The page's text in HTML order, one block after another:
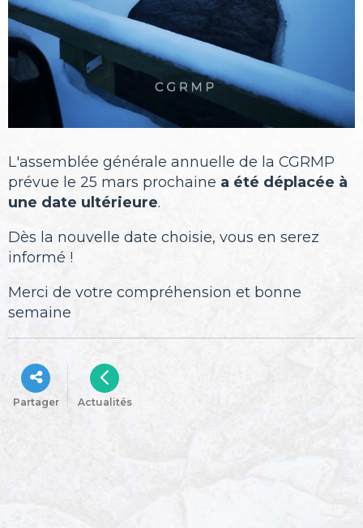
L'assemblée générale annuelle de la CGRMP
prévue le 25 mars prochaine a été déplacée à
une date ultérieure.
Dès la nouvelle date choisie, vous en serez
informé !
Merci de votre compréhension et bonne
semaine
Partager Actualités